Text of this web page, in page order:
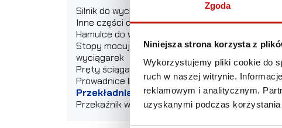
Zgoda
Niniejsza strona korzysta z
Wykorzystujemy pliki cookie do
ruch w naszej witrynie.
reklamowym i analitycznym.
uzyskanymi podczas korzystania
Silnik do wyciągarki
Inne części do wyciągarek
Hamulce do wyciągarki
Stopy mocujące do
wyciągarek
Pręty ściągające
Prowadnice liny
Przekładnia wyciągarki
Przekaźnik wyciągarki